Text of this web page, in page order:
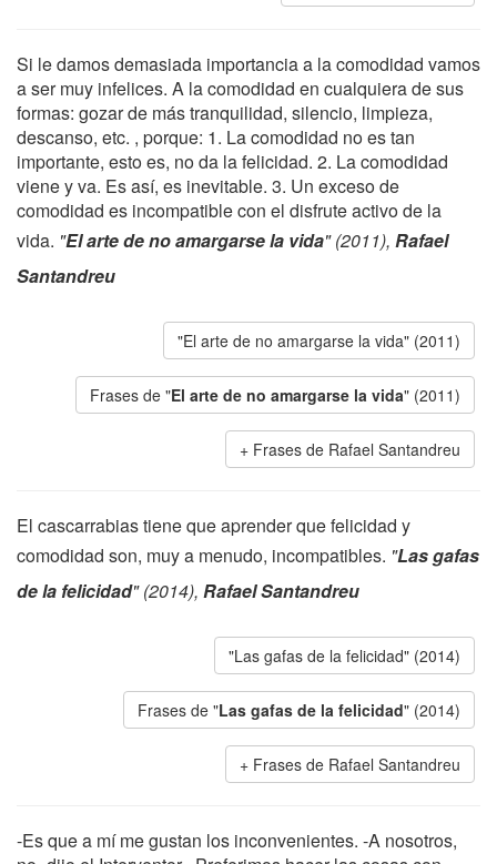
Si le damos demasiada importancia a la comodidad vamos
a ser muy infelices. A la comodidad en cualquiera de sus
formas: gozar de más tranquilidad, silencio, limpieza,
descanso, etc. , porque: 1. La comodidad no es tan
importante, esto es, no da la felicidad. 2. La comodidad
viene y va. Es así, es inevitable. 3. Un exceso de
comodidad es incompatible con el disfrute activo de la
vida. "El arte de no amargarse la vida" (2011), Rafael
Santandreu
"El arte de no amargarse la vida" (2011)
Frases de "El arte de no amargarse la vida" (2011)
Frases de Rafael Santandreu
El cascarrabias tiene que aprender que felicidad y
comodidad son, muy a menudo, incompatibles. "Las gafas
de la felicidad" (2014), Rafael Santandreu
"Las gafas de la felicidad" (2014)
Frases de "Las gafas de la felicidad" (2014)
Frases de Rafael Santandreu
-Es que a mí me gustan los inconvenientes. -A nosotros,